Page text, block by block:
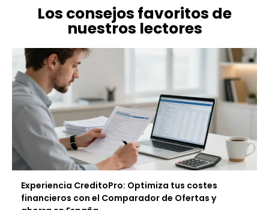
Los consejos favoritos de
nuestros lectores
Experiencia CreditoPro: Optimiza tus costes
financieros con el Comparador de Ofertas y